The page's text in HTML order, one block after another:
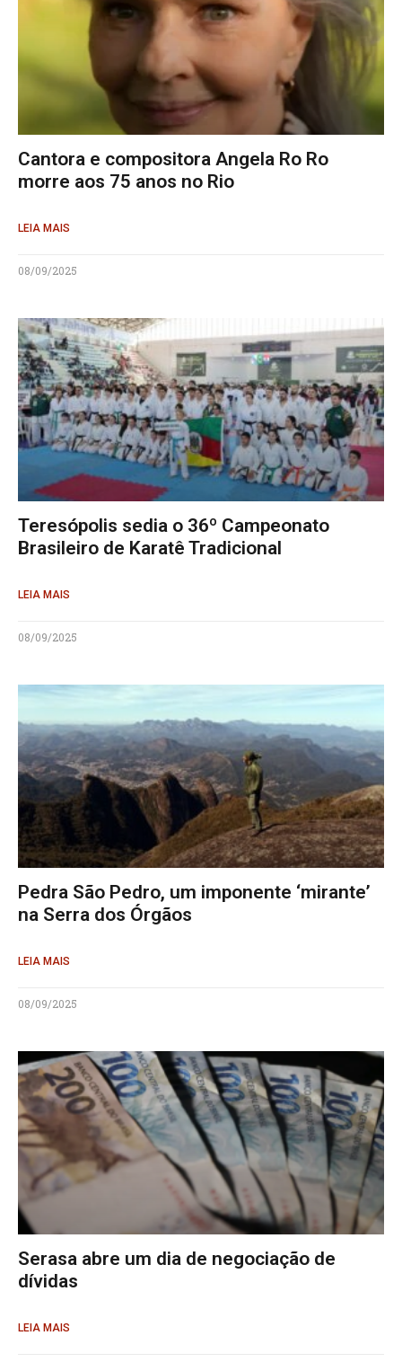
Cantora e compositora Angela Ro Ro
morre aos 75 anos no Rio
LEIA MAIS
08/09/2025
Teresópolis sedia o 36º Campeonato
Brasileiro de Karatê Tradicional
LEIA MAIS
08/09/2025
Pedra São Pedro, um imponente ‘mirante’
na Serra dos Órgãos
LEIA MAIS
08/09/2025
Serasa abre um dia de negociação de
dívidas
LEIA MAIS